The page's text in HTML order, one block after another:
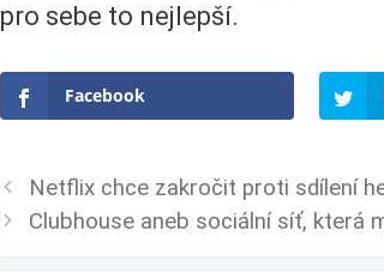
pro sebe to nejlepší.
Facebook
Netflix chce zakročit proti sdílení
Clubhouse aneb sociální síť, která